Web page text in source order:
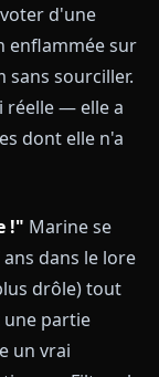
d'une
enflammée sur
sans sourciller.
réelle — elle a
dont elle n'a
!" Marine se
dans le lore
drôle) tout
une partie
un vrai